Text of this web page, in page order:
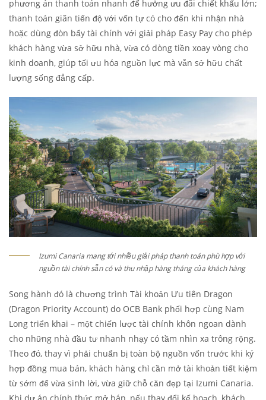
phương án thanh toán nhanh để hưởng ưu đãi chiết khấu lớn;
thanh toán giãn tiến độ với vốn tự có cho đến khi nhận nhà
hoặc dùng đòn bẩy tài chính với giải pháp Easy Pay cho phép
khách hàng vừa sở hữu nhà, vừa có dòng tiền xoay vòng cho
kinh doanh, giúp tối ưu hóa nguồn lực mà vẫn sở hữu chất
lượng sống đẳng cấp.
Izumi Canaria mang tới nhiều giải pháp thanh toán phù hợp với
nguồn tài chính sẵn có và thu nhập hàng tháng của khách hàng
Song hành đó là chương trình Tài khoản Ưu tiên Dragon
(Dragon Priority Account) do OCB Bank phối hợp cùng Nam
Long triển khai – một chiến lược tài chính khôn ngoan dành
cho những nhà đầu tư nhanh nhạy có tầm nhìn xa trông rộng.
Theo đó, thay vì phải chuẩn bị toàn bộ nguồn vốn trước khi ký
hợp đồng mua bán, khách hàng chỉ cần mở tài khoản tiết kiệm
từ sớm để vừa sinh lời, vừa giữ chỗ căn đẹp tại Izumi Canaria.